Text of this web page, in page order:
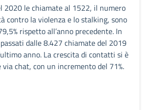
2020 le chiamate al 1522, il numero
contro la violenza e lo stalking, sono
rispetto all’anno precedente. In
dalle 8.427 chiamate del 2019
anno. La crescita di contatti si è
chat, con un incremento del 71%.